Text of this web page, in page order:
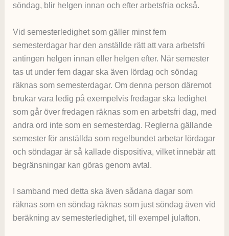
söndag, blir helgen innan och efter arbetsfria också.
Vid semesterledighet som gäller minst fem
semesterdagar har den anställde rätt att vara arbetsfri
antingen helgen innan eller helgen efter. När semester
tas ut under fem dagar ska även lördag och söndag
räknas som semesterdagar. Om denna person däremot
brukar vara ledig på exempelvis fredagar ska ledighet
som går över fredagen räknas som en arbetsfri dag, med
andra ord inte som en semesterdag. Reglerna gällande
semester för anställda som regelbundet arbetar lördagar
och söndagar är så kallade dispositiva, vilket innebär att
begränsningar kan göras genom avtal.
I samband med detta ska även sådana dagar som
räknas som en söndag räknas som just söndag även vid
beräkning av semesterledighet, till exempel julafton.